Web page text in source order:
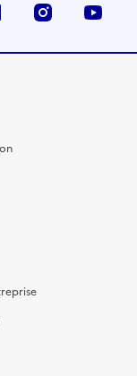
Linkedin Instagram